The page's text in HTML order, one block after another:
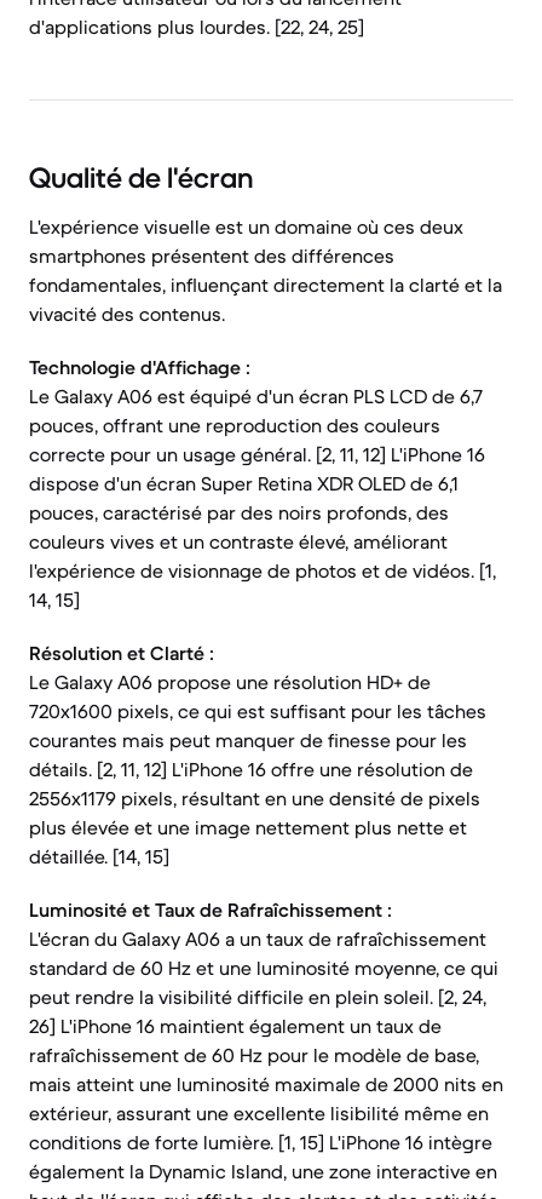
d'applications plus lourdes. [22, 24, 25]
Qualité de l'écran
L'expérience visuelle est un domaine où ces deux
smartphones présentent des différences
fondamentales, influençant directement la clarté et la
vivacité des contenus.
Technologie d'Affichage :
Le Galaxy A06 est équipé d'un écran PLS LCD de 6,7
pouces, offrant une reproduction des couleurs
correcte pour un usage général. [2, 11, 12] L'iPhone 16
dispose d'un écran Super Retina XDR OLED de 6,1
pouces, caractérisé par des noirs profonds, des
couleurs vives et un contraste élevé, améliorant
l'expérience de visionnage de photos et de vidéos. [1,
14, 15]
Résolution et Clarté :
Le Galaxy A06 propose une résolution HD+ de
720x1600 pixels, ce qui est suffisant pour les tâches
courantes mais peut manquer de finesse pour les
détails. [2, 11, 12] L'iPhone 16 offre une résolution de
2556x1179 pixels, résultant en une densité de pixels
plus élevée et une image nettement plus nette et
détaillée. [14, 15]
Luminosité et Taux de Rafraîchissement :
L'écran du Galaxy A06 a un taux de rafraîchissement
standard de 60 Hz et une luminosité moyenne, ce qui
peut rendre la visibilité difficile en plein soleil. [2, 24,
26] L'iPhone 16 maintient également un taux de
rafraîchissement de 60 Hz pour le modèle de base,
mais atteint une luminosité maximale de 2000 nits en
extérieur, assurant une excellente lisibilité même en
conditions de forte lumière. [1, 15] L'iPhone 16 intègre
également la Dynamic Island, une zone interactive en